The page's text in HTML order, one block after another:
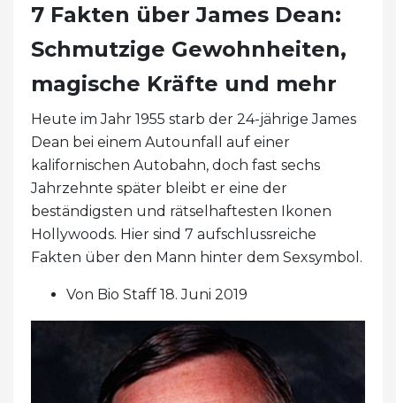
7 Fakten über James Dean:
Schmutzige Gewohnheiten,
magische Kräfte und mehr
Heute im Jahr 1955 starb der 24-jährige James
Dean bei einem Autounfall auf einer
kalifornischen Autobahn, doch fast sechs
Jahrzehnte später bleibt er eine der
beständigsten und rätselhaftesten Ikonen
Hollywoods. Hier sind 7 aufschlussreiche
Fakten über den Mann hinter dem Sexsymbol.
Von Bio Staff 18. Juni 2019